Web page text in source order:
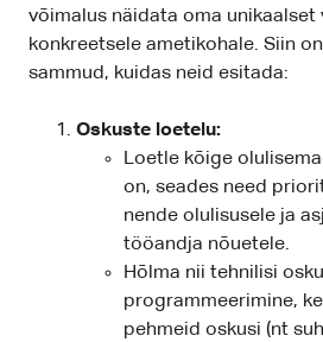
võimalus näidata oma
konkreetsele ametikohale. Siin
sammud, kuidas neid esitada:
Oskuste loetelu:
Loetle kõige
on, seades need
nende olulisusele ja
tööandja nõuetele.
Hõlma nii tehnilisi
programmeerimine,
pehmeid oskusi (nt